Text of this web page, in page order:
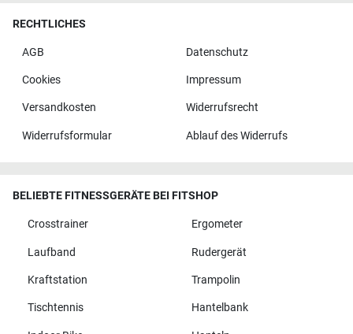
RECHTLICHES
AGB Datenschutz
Cookies Impressum
Versandkosten Widerrufsrecht
Widerrufsformular Ablauf des Widerrufs
BELIEBTE FITNESSGERÄTE BEI FITSHOP
Crosstrainer Ergometer
Laufband Rudergerät
Kraftstation Trampolin
Tischtennis Hantelbank